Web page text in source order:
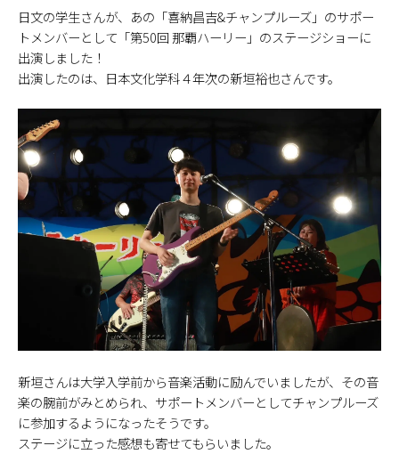
日文の学生さんが、あの「喜納昌吉&チャンプルーズ」のサポー
トメンバーとして「第50回 那覇ハーリー」のステージショーに
出演しました！
出演したのは、日本文化学科４年次の新垣裕也さんです。
新垣さんは大学入学前から音楽活動に励んでいましたが、その音
楽の腕前がみとめられ、サポートメンバーとしてチャンプルーズ
に参加するようになったそうです。
ステージに立った感想も寄せてもらいました。